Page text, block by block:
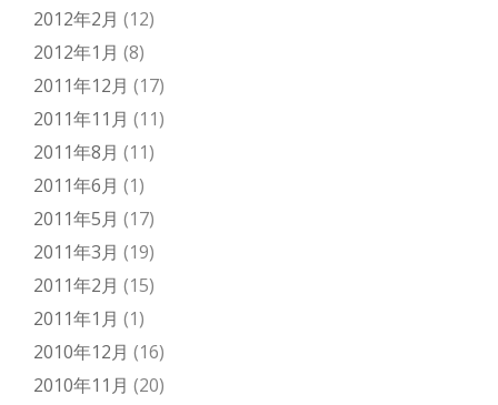
2012年2月 (12)
2012年1月 (8)
2011年12月 (17)
2011年11月 (11)
2011年8月 (11)
2011年6月 (1)
2011年5月 (17)
2011年3月 (19)
2011年2月 (15)
2011年1月 (1)
2010年12月 (16)
2010年11月 (20)